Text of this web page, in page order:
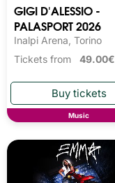
GIGI D'ALESSIO -
PALASPORT 2026
Inalpi Arena, Torino
Tickets from 49.00€
Music